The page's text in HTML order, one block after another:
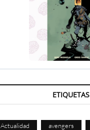
ETIQUETAS
Actualidad avengers